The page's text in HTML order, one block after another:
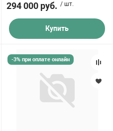
294 000 руб. / шт.
Купить
-3% при оплате онлайн